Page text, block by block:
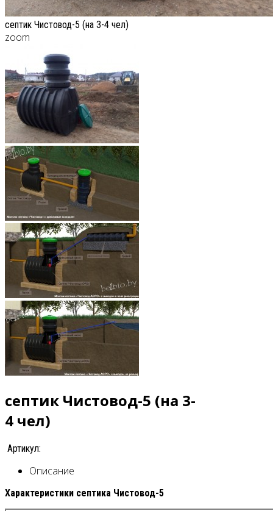
септик Чистовод-5 (на 3-4 чел)
zoom
септик Чистовод-5 (на 3-
4 чел)
Артикул:
Описание
Характеристики септика Чистовод-5